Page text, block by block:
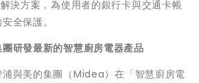
決方案，為使用者的銀行卡與交通卡帳
全保護。
研發最新的智慧廚房電器產品
與美的集團（Midea）在「智慧廚房電